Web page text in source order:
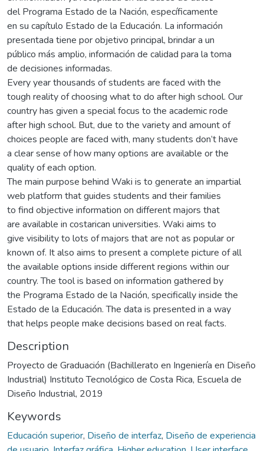
del Programa Estado de la Nación, específicamente
en su capítulo Estado de la Educación. La información
presentada tiene por objetivo principal, brindar a un
público más amplio, información de calidad para la toma
de decisiones informadas.
Every year thousands of students are faced with the
tough reality of choosing what to do after high school. Our
country has given a special focus to the academic rode
after high school. But, due to the variety and amount of
choices people are faced with, many students don’t have
a clear sense of how many options are available or the
quality of each option.
The main purpose behind Waki is to generate an impartial
web platform that guides students and their families
to find objective information on different majors that
are available in costarican universities. Waki aims to
give visibility to lots of majors that are not as popular or
known of. It also aims to present a complete picture of all
the available options inside different regions within our
country. The tool is based on information gathered by
the Programa Estado de la Nación, specifically inside the
Estado de la Educación. The data is presented in a way
that helps people make decisions based on real facts.
Description
Proyecto de Graduación (Bachillerato en Ingeniería en Diseño
Industrial) Instituto Tecnológico de Costa Rica, Escuela de
Diseño Industrial, 2019
Keywords
Educación superior, Diseño de interfaz, Diseño de experiencia